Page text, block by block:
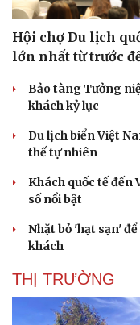
Hội chợ Du lịch
lớn nhất từ trước
Bảo tàng Tưởng
khách kỷ lục
Du lịch biển Việt
thế tự nhiên
Khách quốc tế đến
số nổi bật
Nhặt bỏ 'hạt sạn'
khách
THỊ TRƯỜNG